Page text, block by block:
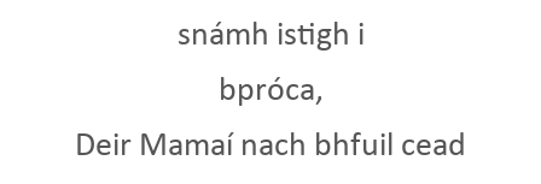
snámh istigh i
bpróca,
Deir Mamaí nach bhfuil cead